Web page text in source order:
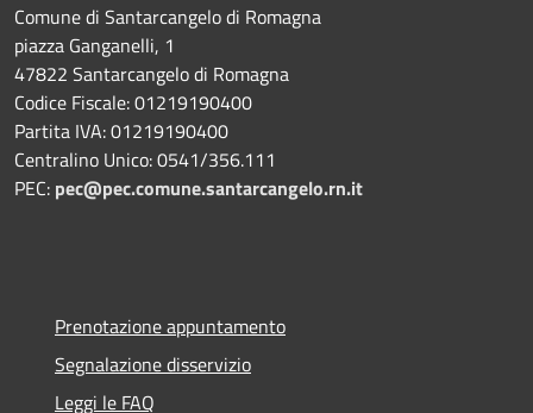
Comune di Santarcangelo di Romagna
piazza Ganganelli, 1
47822 Santarcangelo di Romagna
Codice Fiscale: 01219190400
Partita IVA: 01219190400
Centralino Unico: 0541/356.111
PEC: pec@pec.comune.santarcangelo.rn.it
Prenotazione appuntamento
Segnalazione disservizio
Leggi le FAQ